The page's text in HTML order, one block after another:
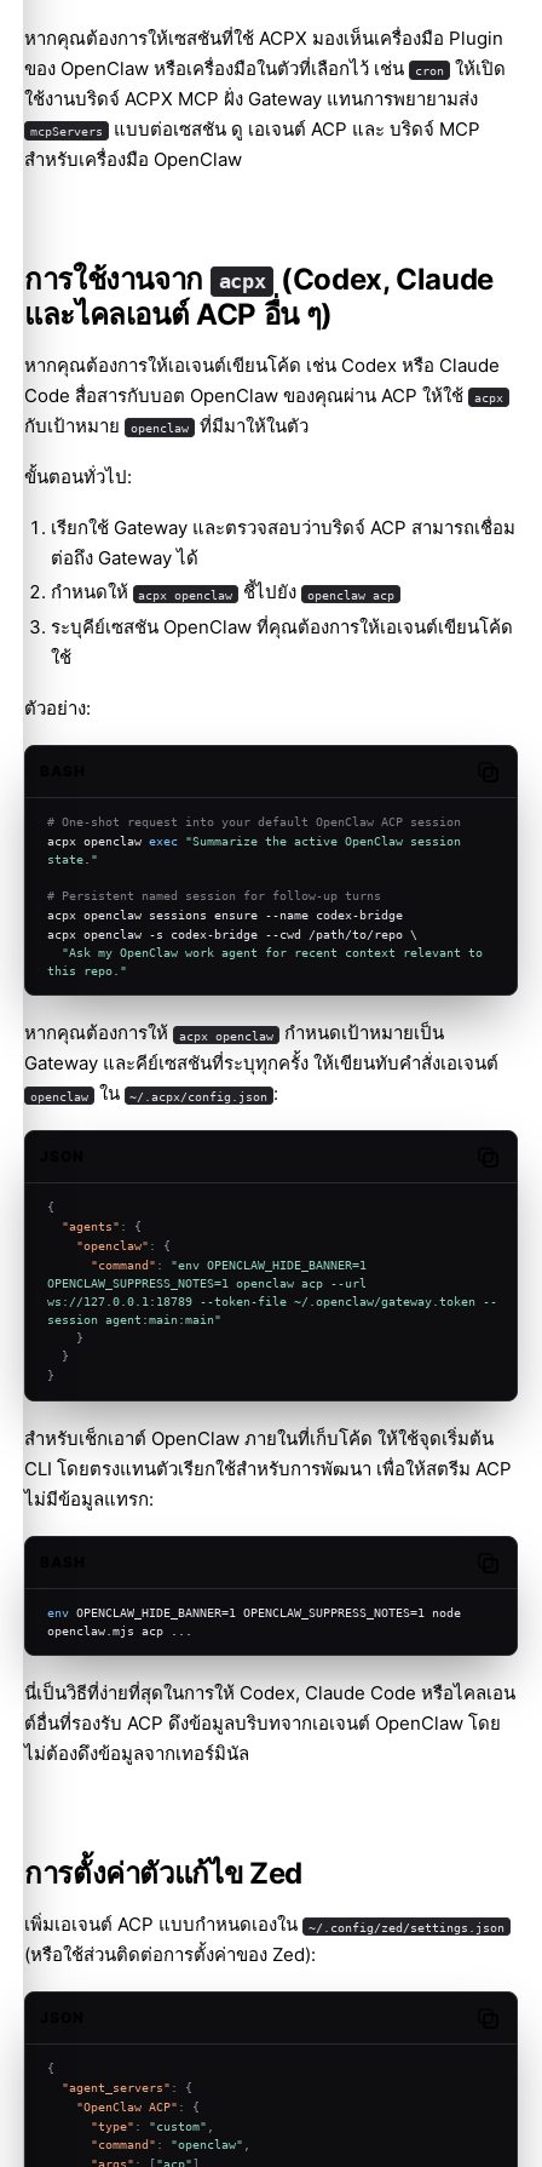
หากคุณต้องการให้เซสชันที่ใช้ ACPX มองเห็นเครื่องมือ Plugin
ของ OpenClaw หรือเครื่องมือในตัวที่เลือกไว้ เช่น
cron ให้เปิด
ใช้งานบริดจ์ ACPX MCP ฝั่ง Gateway แทนการพยายามส่ง
mcpServers แบบต่อเซสชัน ดู เอเจนต์ ACP และ บริดจ์ MCP
สำหรับเครื่องมือ OpenClaw
การใช้งานจาก acpx
(Codex, Claude
และไคลเอนต์ ACP อื่น ๆ)
หากคุณต้องการให้เอเจนต์เขียนโค้ด เช่น Codex หรือ Claude
Code สื่อสารกับบอต OpenClaw ของคุณผ่าน ACP ให้ใช้
acpx
กับเป้าหมาย openclaw ที่มีมาให้ในตัว
ขั้นตอนทั่วไป:
เรียกใช้ Gateway และตรวจสอบว่าบริดจ์ ACP สามารถเชื่อม
ต่อถึง Gateway ได้
กำหนดให้
acpx openclaw ชี้ไปยัง openclaw acp
ระบุคีย์เซสชัน OpenClaw ที่คุณต้องการให้เอเจนต์เขียนโค้ด
ใช้
ตัวอย่าง:
# One-shot request into your default OpenClaw ACP session
acpx openclaw exec "Summarize the active OpenClaw session
state."
# Persistent named session for follow-up turns
acpx openclaw sessions ensure --name codex-bridge
acpx openclaw -s codex-bridge --cwd /path/to/repo \
"Ask my OpenClaw work agent for recent context relevant to
this repo."
หากคุณต้องการให้ acpx openclaw กำหนดเป้าหมายเป็น
Gateway และคีย์เซสชันที่ระบุทุกครั้ง ให้เขียนทับคำสั่งเอเจนต์
openclaw ใน ~/.acpx/config.json :
{
"agents" :
{
"openclaw" :
{
"command" :
"env OPENCLAW_HIDE_BANNER=1
OPENCLAW_SUPPRESS_NOTES=1 openclaw acp --url
ws://127.0.0.1:18789 --token-file ~/.openclaw/gateway.token --
session agent:main:main"
}
}
}
สำหรับเช็กเอาต์ OpenClaw ภายในที่เก็บโค้ด ให้ใช้จุดเริ่มต้น
CLI โดยตรงแทนตัวเรียกใช้สำหรับการพัฒนา เพื่อให้สตรีม ACP
ไม่มีข้อมูลแทรก:
env OPENCLAW_HIDE_BANNER=1 OPENCLAW_SUPPRESS_NOTES=1 node
openclaw.mjs acp ...
นี่เป็นวิธีที่ง่ายที่สุดในการให้ Codex, Claude Code หรือไคลเอน
ต์อื่นที่รองรับ ACP ดึงข้อมูลบริบทจากเอเจนต์ OpenClaw โดย
ไม่ต้องดึงข้อมูลจากเทอร์มินัล
การตั้งค่าตัวแก้ไข Zed
เพิ่มเอเจนต์ ACP แบบกำหนดเองใน ~/.config/zed/settings.json
(หรือใช้ส่วนติดต่อการตั้งค่าของ Zed):
{
"agent_servers" :
{
"OpenClaw ACP" :
{
"type" : "custom"
"command" : "openclaw"
"args" : ["acp"]